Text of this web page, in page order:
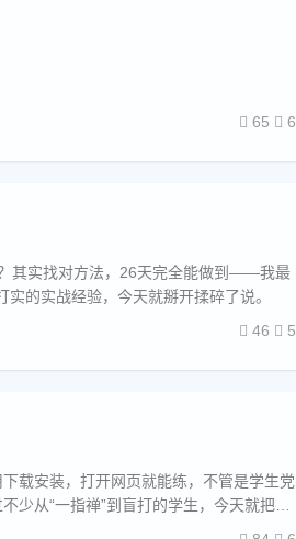
65 6
其实找对方法，26天完全能做到——我最
的实战经验，今天就掰开揉碎了说。
46 5
载安装，打开网页就能练，不管是学生党
从“一指禅”到盲打的学生，今天就把这